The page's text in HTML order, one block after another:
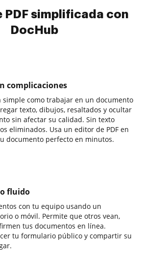
PDF simplificada con
DocHub
complicaciones
simple como trabajar en un documento
texto, dibujos, resaltados y ocultar
sin afectar su calidad. Sin texto
eliminados. Usa un editor de PDF en
documento perfecto en minutos.
fluido
con tu equipo usando un
o móvil. Permite que otros vean,
tus documentos en línea.
tu formulario público y compartir su